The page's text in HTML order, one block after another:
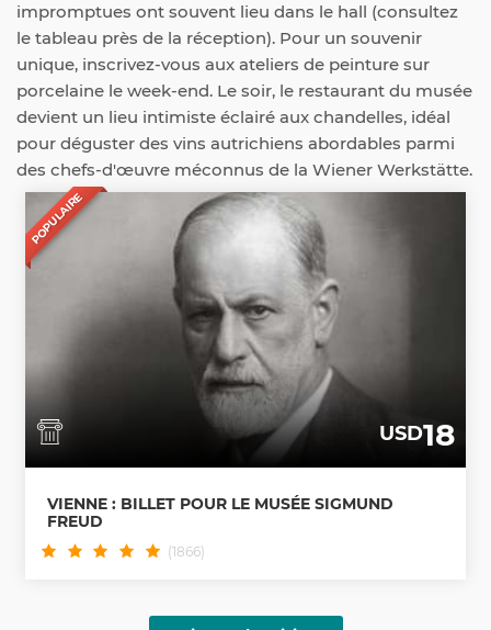
impromptues ont souvent lieu dans le hall (consultez
le tableau près de la réception). Pour un souvenir
unique, inscrivez-vous aux ateliers de peinture sur
porcelaine le week-end. Le soir, le restaurant du musée
devient un lieu intimiste éclairé aux chandelles, idéal
pour déguster des vins autrichiens abordables parmi
des chefs-d'œuvre méconnus de la Wiener Werkstätte.
POPULAIRE
USD18
VIENNE : BILLET POUR LE MUSÉE SIGMUND
FREUD
(1866)